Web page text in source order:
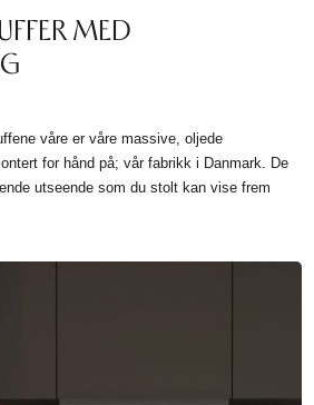
MED
våre er våre massive, oljede
for hånd på; vår fabrikk i Danmark. De
utseende som du stolt kan vise frem